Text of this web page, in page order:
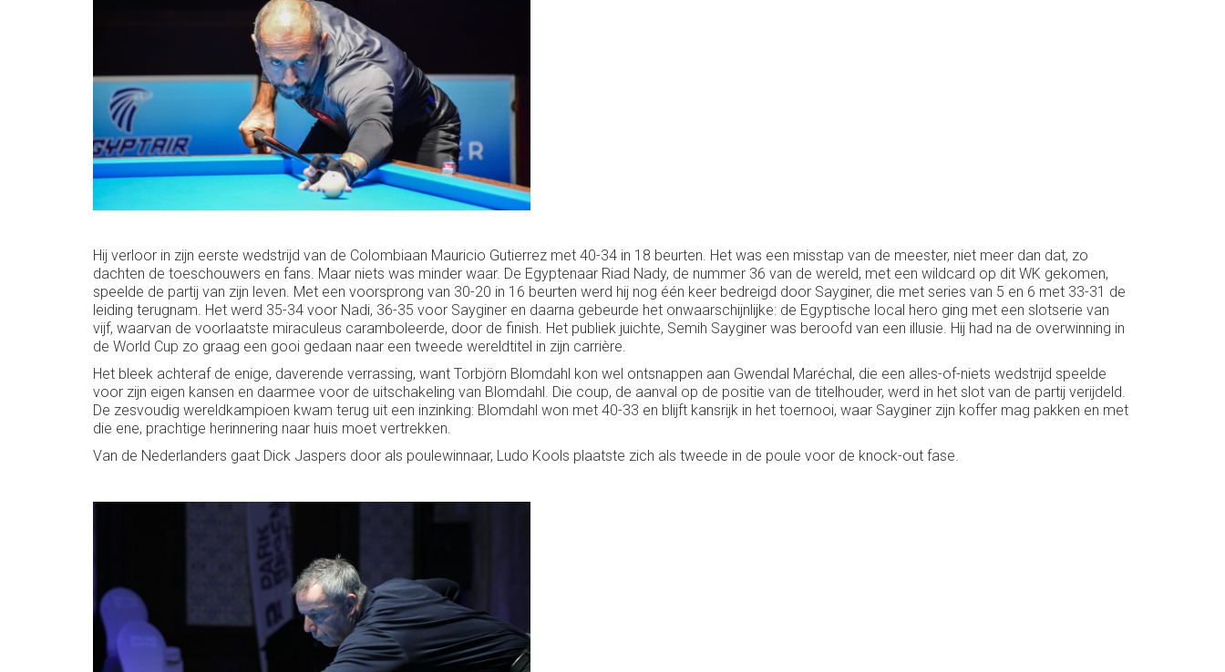
Hij verloor in zijn eerste wedstrijd van de Colombiaan Mauricio Gutierrez met 40-34 in 18 beurten. Het was een misstap van de meester, niet meer dan dat, zo
dachten de toeschouwers en fans. Maar niets was minder waar. De Egyptenaar Riad Nady, de nummer 36 van de wereld, met een wildcard op dit WK gekomen,
speelde de partij van zijn leven. Met een voorsprong van 30-20 in 16 beurten werd hij nog één keer bedreigd door Sayginer, die met series van 5 en 6 met 33-31 de
leiding terugnam. Het werd 35-34 voor Nadi, 36-35 voor Sayginer en daarna gebeurde het onwaarschijnlijke: de Egyptische local hero ging met een slotserie van
vijf, waarvan de voorlaatste miraculeus caramboleerde, door de finish. Het publiek juichte, Semih Sayginer was beroofd van een illusie. Hij had na de overwinning in
de World Cup zo graag een gooi gedaan naar een tweede wereldtitel in zijn carrière.
Het bleek achteraf de enige, daverende verrassing, want Torbjörn Blomdahl kon wel ontsnappen aan Gwendal Maréchal, die een alles-of-niets wedstrijd speelde
voor zijn eigen kansen en daarmee voor de uitschakeling van Blomdahl. Die coup, de aanval op de positie van de titelhouder, werd in het slot van de partij verijdeld.
De zesvoudig wereldkampioen kwam terug uit een inzinking: Blomdahl won met 40-33 en blijft kansrijk in het toernooi, waar Sayginer zijn koffer mag pakken en met
die ene, prachtige herinnering naar huis moet vertrekken.
Van de Nederlanders gaat Dick Jaspers door als poulewinnaar, Ludo Kools plaatste zich als tweede in de poule voor de knock-out fase.